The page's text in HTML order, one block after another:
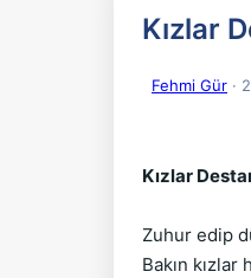
Kızlar
Fehmi Gür ·
Kızlar
Zuhur edip
Bakın kızlar